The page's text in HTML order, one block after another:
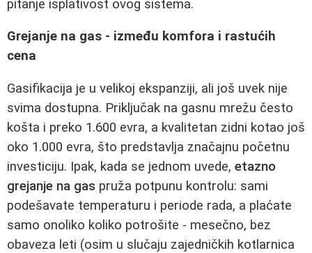
pitanje isplativost ovog sistema.
Grejanje na gas - između komfora i rastućih
cena
Gasifikacija je u velikoj ekspanziji, ali još uvek nije
svima dostupna. Priključak na gasnu mrežu često
košta i preko 1.600 evra, a kvalitetan zidni kotao još
oko 1.000 evra, što predstavlja značajnu početnu
investiciju. Ipak, kada se jednom uvede, etazno
grejanje na gas pruža potpunu kontrolu: sami
podešavate temperaturu i periode rada, a plaćate
samo onoliko koliko potrošite - mesečno, bez
obaveza leti (osim u slučaju zajedničkih kotlarnica